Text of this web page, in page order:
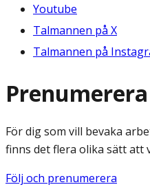
Youtube
Talmannen på X
Talmannen på
Prenumerera
För dig som vill bevaka
finns det flera olika sätt att
Följ och prenumerera